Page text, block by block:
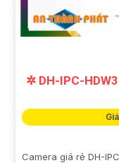
✲ DH-IPC-
Camera giá rẻ DH-